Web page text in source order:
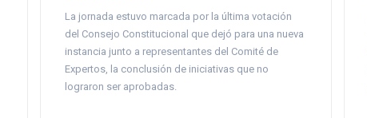
La jornada estuvo marcada por la última votación
del Consejo Constitucional que dejó para una nueva
instancia junto a representantes del Comité de
Expertos, la conclusión de iniciativas que no
lograron ser aprobadas.